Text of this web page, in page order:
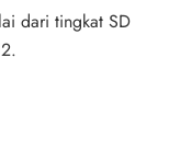
dari tingkat SD
.